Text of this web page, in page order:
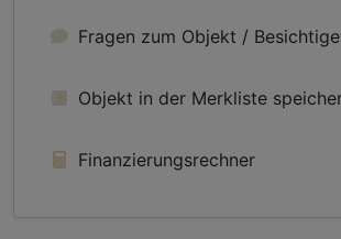
Fragen zum Objekt /
Objekt in der Merkliste
Finanzierungsrechner